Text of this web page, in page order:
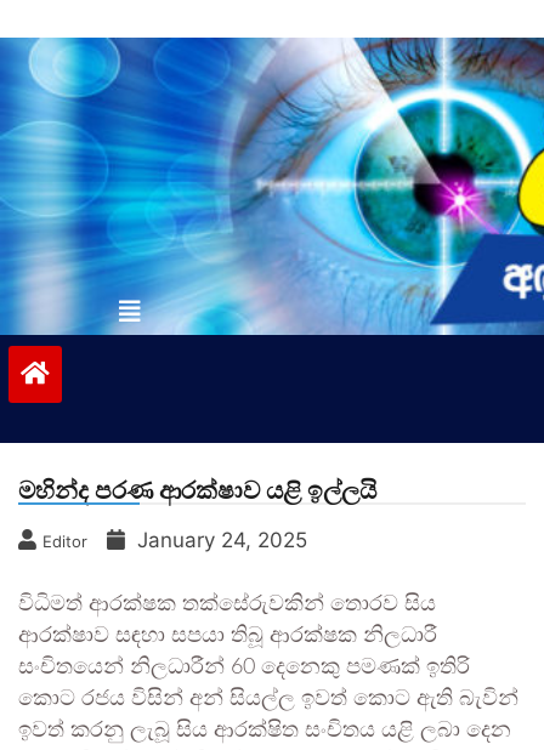
to
contentvinivida.lk
මහින්ද පරණ ආරක්ෂාව යළි ඉල්ලයි
Editor January 24, 2025
විධිමත් ආරක්ෂක තක්සේරුවකින් තොරව සිය
ආරක්ෂාව සඳහා සපයා තිබූ ආරක්ෂක නිලධාරී
සංචිතයෙන් නිලධාරීන් 60 දෙනෙකු පමණක් ඉතිරි
කොට රජය විසින් අන් සියල්ල ඉවත් කොට ඇති බැවින්
ඉවත් කරනු ලැබූ සිය ආරක්ෂිත සංචිතය යළි ලබා දෙන